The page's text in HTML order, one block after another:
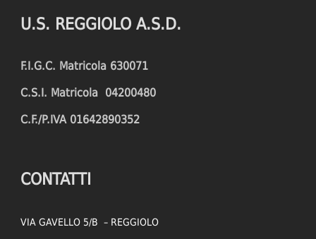
U.S. REGGIOLO A.S.D.
F.I.G.C. Matricola 630071
C.S.I. Matricola 04200480
C.F./P.IVA 01642890352
CONTATTI
VIA GAVELLO 5/B – REGGIOLO